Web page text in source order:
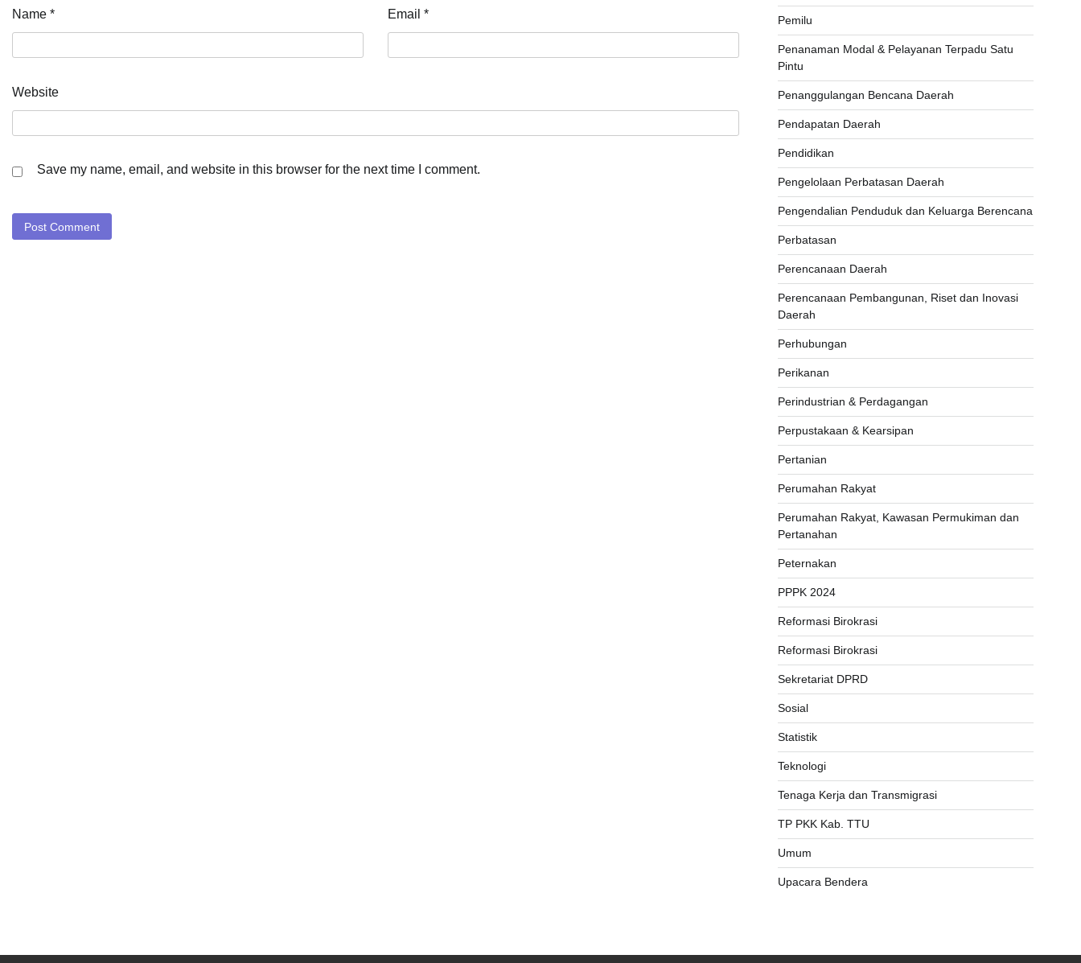
Name * Email *
Website
Save my name, email, and website in this browser for the next time I comment.
Pemilu
Penanaman Modal & Pelayanan Terpadu Satu
Pintu
Penanggulangan Bencana Daerah
Pendapatan Daerah
Pendidikan
Pengelolaan Perbatasan Daerah
Pengendalian Penduduk dan Keluarga Berencana
Perbatasan
Perencanaan Daerah
Perencanaan Pembangunan, Riset dan Inovasi
Daerah
Perhubungan
Perikanan
Perindustrian & Perdagangan
Perpustakaan & Kearsipan
Pertanian
Perumahan Rakyat
Perumahan Rakyat, Kawasan Permukiman dan
Pertanahan
Peternakan
PPPK 2024
Reformasi Birokrasi
Reformasi Birokrasi
Sekretariat DPRD
Sosial
Statistik
Teknologi
Tenaga Kerja dan Transmigrasi
TP PKK Kab. TTU
Umum
Upacara Bendera